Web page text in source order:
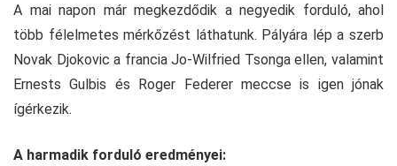
A mai napon már megkezdődik a negyedik forduló, ahol
több félelmetes mérkőzést láthatunk. Pályára lép a szerb
Novak Djokovic a francia Jo-Wilfried Tsonga ellen, valamint
Ernests Gulbis és Roger Federer meccse is igen jónak
ígérkezik.
A harmadik forduló eredményei: